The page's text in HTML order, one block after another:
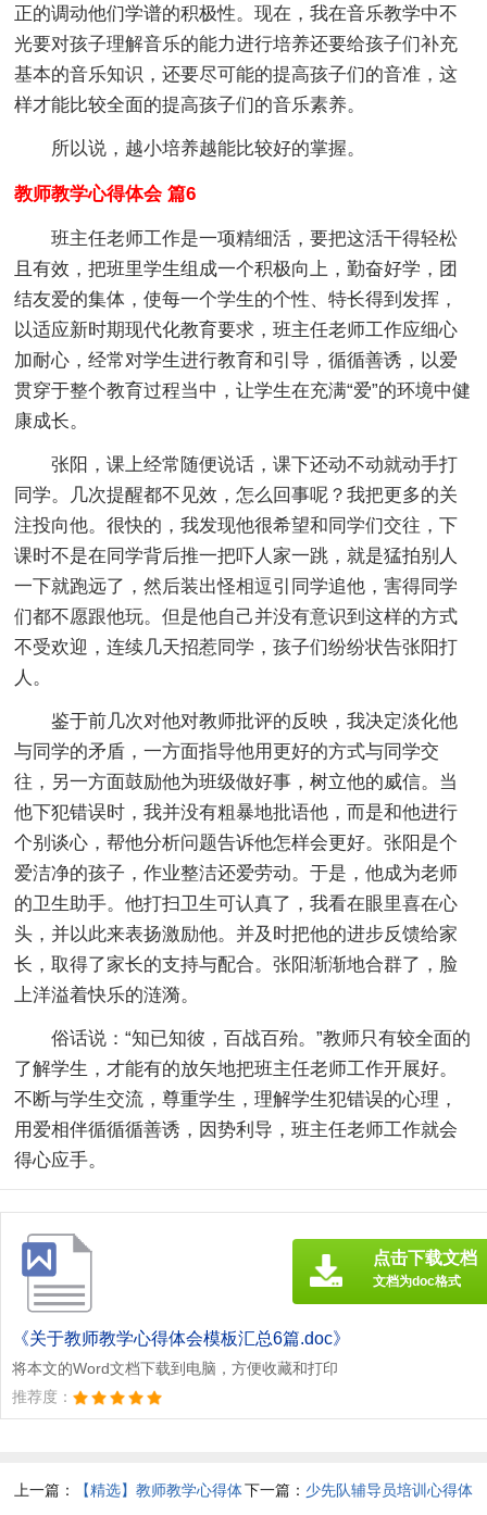
正的调动他们学谱的积极性。现在，我在音乐教学中不
光要对孩子理解音乐的能力进行培养还要给孩子们补充
基本的音乐知识，还要尽可能的提高孩子们的音准，这
样才能比较全面的提高孩子们的音乐素养。
所以说，越小培养越能比较好的掌握。
教师教学心得体会 篇6
班主任老师工作是一项精细活，要把这活干得轻松
且有效，把班里学生组成一个积极向上，勤奋好学，团
结友爱的集体，使每一个学生的个性、特长得到发挥，
以适应新时期现代化教育要求，班主任老师工作应细心
加耐心，经常对学生进行教育和引导，循循善诱，以爱
贯穿于整个教育过程当中，让学生在充满“爱”的环境中健
康成长。
张阳，课上经常随便说话，课下还动不动就动手打
同学。几次提醒都不见效，怎么回事呢？我把更多的关
注投向他。很快的，我发现他很希望和同学们交往，下
课时不是在同学背后推一把吓人家一跳，就是猛拍别人
一下就跑远了，然后装出怪相逗引同学追他，害得同学
们都不愿跟他玩。但是他自己并没有意识到这样的方式
不受欢迎，连续几天招惹同学，孩子们纷纷状告张阳打
人。
鉴于前几次对他对教师批评的反映，我决定淡化他
与同学的矛盾，一方面指导他用更好的方式与同学交
往，另一方面鼓励他为班级做好事，树立他的威信。当
他下犯错误时，我并没有粗暴地批语他，而是和他进行
个别谈心，帮他分析问题告诉他怎样会更好。张阳是个
爱洁净的孩子，作业整洁还爱劳动。于是，他成为老师
的卫生助手。他打扫卫生可认真了，我看在眼里喜在心
头，并以此来表扬激励他。并及时把他的进步反馈给家
长，取得了家长的支持与配合。张阳渐渐地合群了，脸
上洋溢着快乐的涟漪。
俗话说：“知已知彼，百战百殆。”教师只有较全面的
了解学生，才能有的放矢地把班主任老师工作开展好。
不断与学生交流，尊重学生，理解学生犯错误的心理，
用爱相伴循循循善诱，因势利导，班主任老师工作就会
得心应手。
《关于教师教学心得体会模板汇总6篇.doc》
将本文的Word文档下载到电脑，方便收藏和打印
推荐度：
点击下载文档
文档为doc格式
上一篇： 【精选】教师教学心得体下一篇： 少先队辅导员培训心得体